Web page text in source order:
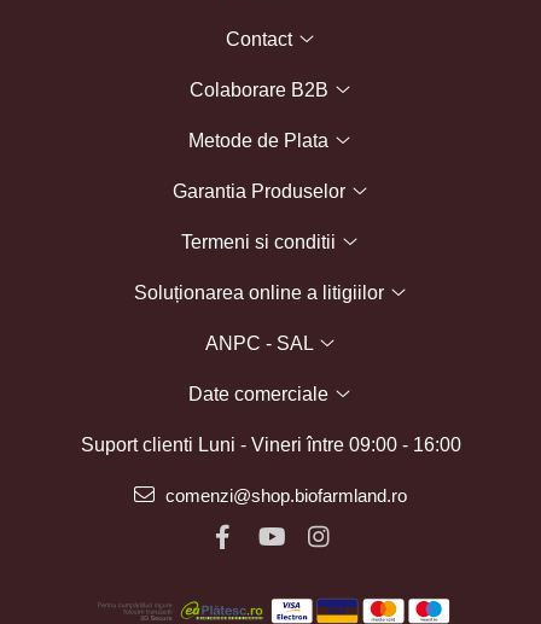
Contact
Colaborare B2B
Metode de Plata
Garantia Produselor
Termeni si conditii
Soluționarea online a litigiilor
ANPC - SAL
Date comerciale
Suport clienti Luni - Vineri între 09:00 - 16:00
comenzi@shop.biofarmland.ro